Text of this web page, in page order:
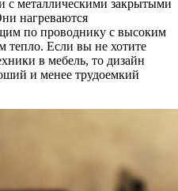
с металлическими закрытыми
нагреваются
по проводнику с высоким
Если вы не хотите
в мебель, то дизайн
и менее трудоемкий